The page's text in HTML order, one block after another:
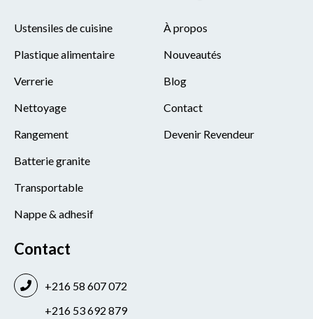
Ustensiles de cuisine
Plastique alimentaire
Verrerie
Nettoyage
Rangement
Batterie granite
Transportable
Nappe & adhesif
À propos
Nouveautés
Blog
Contact
Devenir Revendeur
Contact
+216 58 607 072
+216 53 692 879